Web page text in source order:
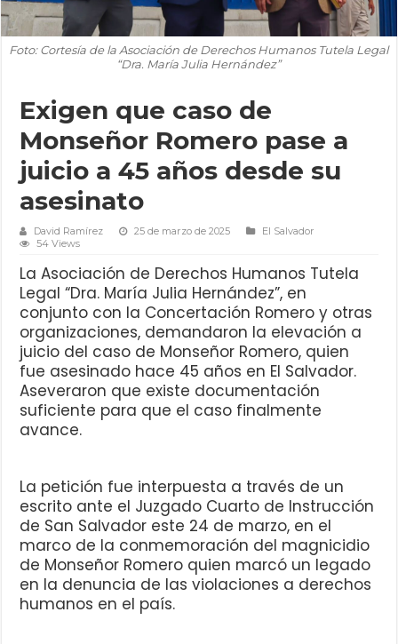
Foto: Cortesía de la Asociación de Derechos Humanos Tutela Legal
“Dra. María Julia Hernández”
Exigen que caso de
Monseñor Romero pase a
juicio a 45 años desde su
asesinato
David Ramírez 25 de marzo de 2025
El Salvador
54 Views
La Asociación de Derechos Humanos Tutela
Legal “Dra. María Julia Hernández”, en
conjunto con la Concertación Romero y otras
organizaciones, demandaron la elevación a
juicio del caso de Monseñor Romero, quien
fue asesinado hace 45 años en El Salvador.
Aseveraron que existe documentación
suficiente para que el caso finalmente
avance.
La petición fue interpuesta a través de un
escrito ante el Juzgado Cuarto de Instrucción
de San Salvador este 24 de marzo, en el
marco de la conmemoración del magnicidio
de Monseñor Romero quien marcó un legado
en la denuncia de las violaciones a derechos
humanos en el país.